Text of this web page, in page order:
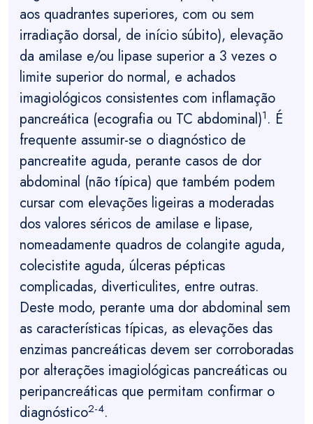
aos quadrantes superiores, com ou sem
irradiação dorsal, de início súbito), elevação
da amilase e/ou lipase superior a 3 vezes o
limite superior do normal, e achados
imagiológicos consistentes com inflamação
pancreática (ecografia ou TC abdominal)1. É
frequente assumir-se o diagnóstico de
pancreatite aguda, perante casos de dor
abdominal (não típica) que também podem
cursar com elevações ligeiras a moderadas
dos valores séricos de amilase e lipase,
nomeadamente quadros de colangite aguda,
colecistite aguda, úlceras pépticas
complicadas, diverticulites, entre outras.
Deste modo, perante uma dor abdominal sem
as características típicas, as elevações das
enzimas pancreáticas devem ser corroboradas
por alterações imagiológicas pancreáticas ou
peripancreáticas que permitam confirmar o
diagnóstico2-4.